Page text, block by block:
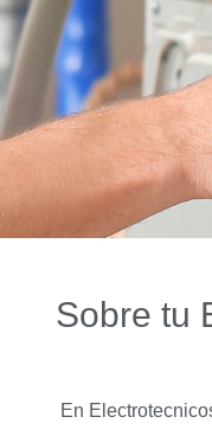
Sobre tu
En